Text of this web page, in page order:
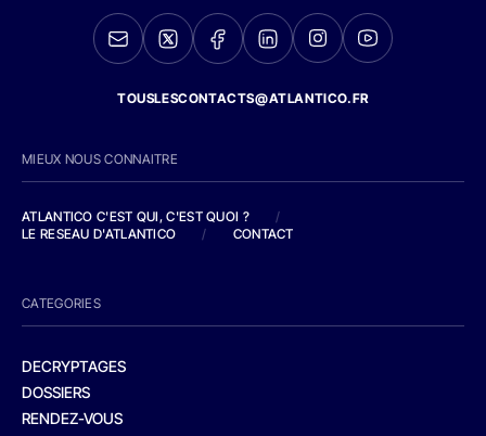
TOUSLESCONTACTS@ATLANTICO.FR
MIEUX NOUS CONNAITRE
ATLANTICO C'EST QUI, C'EST QUOI ?
/
LE RESEAU D'ATLANTICO
/ CONTACT
CATEGORIES
DECRYPTAGES
DOSSIERS
RENDEZ-VOUS